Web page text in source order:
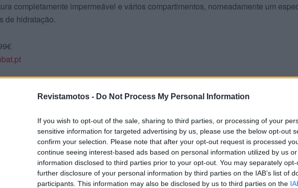
Revistamotos - Do Not Process My Personal Information
If you wish to opt-out of the sale, sharing to third parties, or processing of your
sensitive information for targeted advertising by us, please use the below opt-out
confirm your selection. Please note that after your opt-out request is processed
continue seeing interest-based ads based on personal information utilized by us
information disclosed to third parties prior to your opt-out. You may separately
further disclosure of your personal information by third parties on the IAB’s list of
participants. This information may also be disclosed by us to third parties on the
completamente impermeável e vários compartimentos, nomeadamente um
de hidratação.